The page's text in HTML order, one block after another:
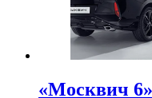
«Москвич